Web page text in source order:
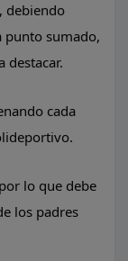
debiendo
punto sumado,
destacar.
cada
lo que debe
los padres